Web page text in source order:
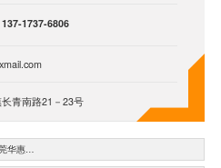
1737-6806
青南路21－23号
华惠…